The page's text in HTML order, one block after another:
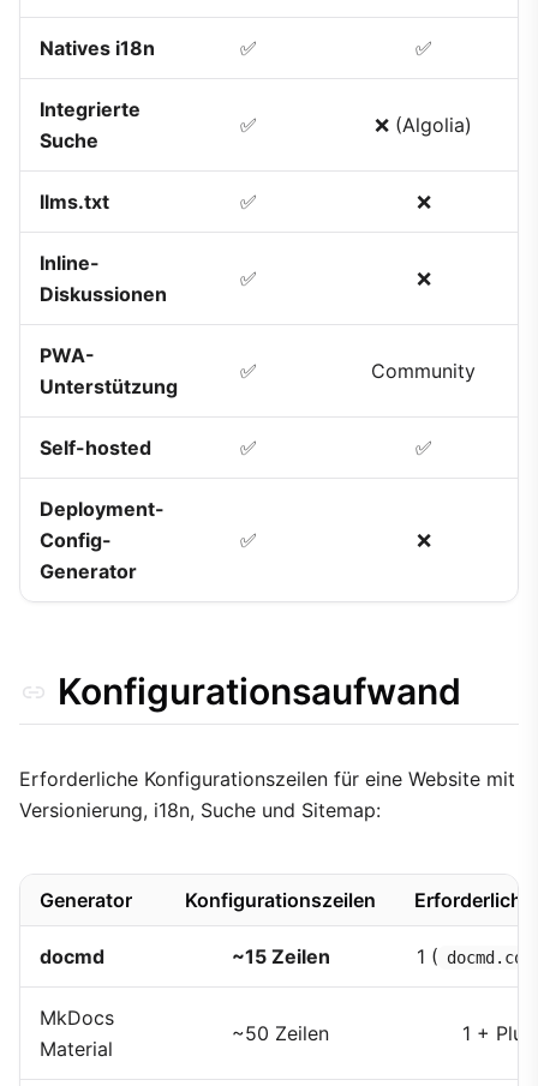
Natives i18n ✅ ✅
Integrierte
Suche
✅ ❌ (Algolia)
llms.txt ✅ ❌
Inline-
Diskussionen
✅ ❌
PWA-
Unterstützung
✅ Community
Self-hosted ✅ ✅
Deployment-
Config-
Generator
✅ ❌
Konfigurationsaufwand
Erforderliche Konfigurationszeilen für eine Website mit
Versionierung, i18n, Suche und Sitemap:
Generator Konfigurationszeilen Erforderliche
docmd ~15 Zeilen 1 (
MkDocs
Material
~50 Zeilen 1 +